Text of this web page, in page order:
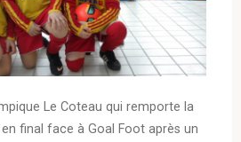
Le Coteau qui remporte la
final face à Goal Foot après un